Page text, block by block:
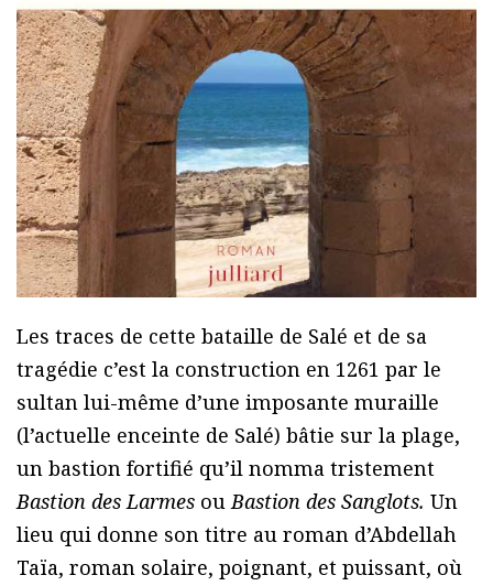
Les traces de cette bataille de Salé et de sa
tragédie c’est la construction en 1261 par le
sultan lui-même d’une imposante muraille
(l’actuelle enceinte de Salé) bâtie sur la plage,
un bastion fortifié qu’il nomma tristement
Bastion des Larmes ouBastion des Sanglots. Un
lieu qui donne son titre au roman d’Abdellah
Taïa, roman solaire, poignant, et puissant, où